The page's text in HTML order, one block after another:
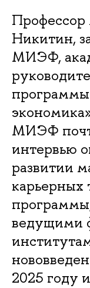
Никитин,
МИЭФ,
МИЭФ
интервью
развитии
карьерных
ведущими
2025 году